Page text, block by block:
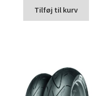
Tilføj til kurv